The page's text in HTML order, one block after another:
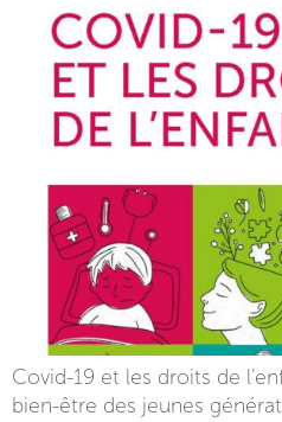
Covid-19 et les droits de
bien-être des jeunes